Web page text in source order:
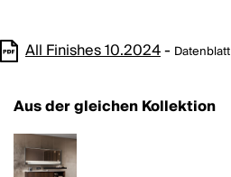
All Finishes 10.2024- Datenblatt
Aus der gleichen Kollektion